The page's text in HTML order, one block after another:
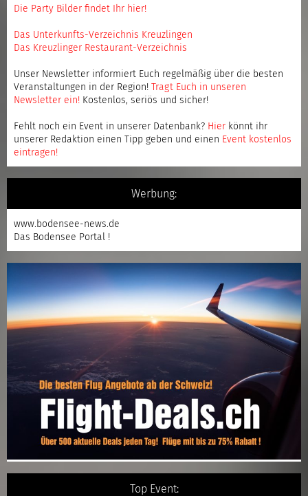
Die Party Bilder findet Ihr hier!
Das Unterkunfts-Verzeichnis Kreuzlingen
Das Kreuzlinger Restaurant-Verzeichnis
Unser Newsletter informiert Euch regelmäßig über die besten
Veranstaltungen in der Region!
Tragt Euch in unseren
Newsletter ein! Kostenlos, seriös und sicher!
Fehlt noch ein Event in unserer Datenbank? Hier könnt ihr
unserer Redaktion einen Tipp geben und einen Event kostenlos
eintragen!
Werbung:
www.bodensee-news.de
Das Bodensee Portal !
Top Event: